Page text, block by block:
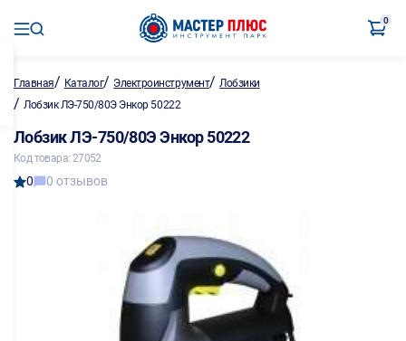
0
Главная/ Каталог/ Электроинструмент/Лобзики
/ Лобзик ЛЭ-750/80Э Энкор 50222
Лобзик ЛЭ-750/80Э Энкор 50222
Код товара: 27052
0 0 отзывов